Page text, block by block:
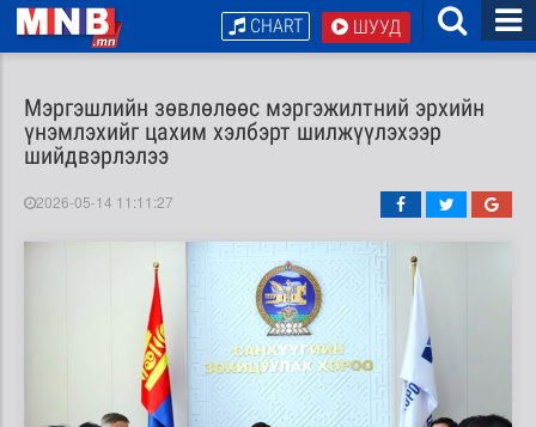
ШУУД
CHART
Мэргэшлийн зөвлөлөөс мэргэжилтний эрхийн
үнэмлэхийг цахим хэлбэрт шилжүүлэхээр
шийдвэрлэлээ
2026-05-14 11:11:27